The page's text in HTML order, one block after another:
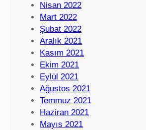
Nisan 2022
Mart 2022
Şubat 2022
Aralık 2021
Kasım 2021
Ekim 2021
Eylül 2021
Ağustos 2021
Temmuz 2021
Haziran 2021
Mayıs 2021